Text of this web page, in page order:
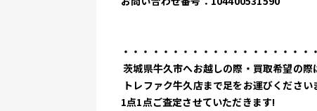
・・・・・・・・・・・・・・・・・・・
茨城県牛久市へお越しの際・買取希望の際
トレファク牛久店まで足をお運びください
1点1点ご査定させていただきます!